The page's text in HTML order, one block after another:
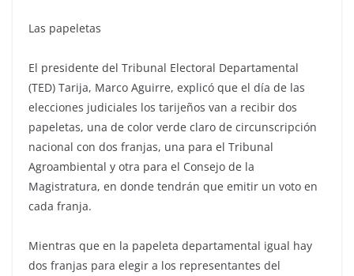
Las papeletas
El presidente del Tribunal Electoral Departamental
(TED) Tarija, Marco Aguirre, explicó que el día de las
elecciones judiciales los tarijeños van a recibir dos
papeletas, una de color verde claro de circunscripción
nacional con dos franjas, una para el Tribunal
Agroambiental y otra para el Consejo de la
Magistratura, en donde tendrán que emitir un voto en
cada franja.
Mientras que en la papeleta departamental igual hay
dos franjas para elegir a los representantes del